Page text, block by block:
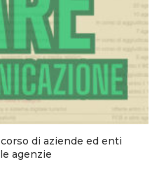
di aziende ed enti
agenzie